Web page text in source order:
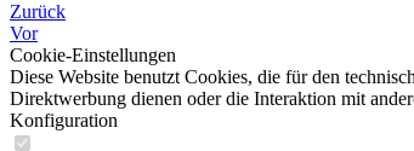
Zurück
Vor
Cookie-Einstellungen
Diese Website benutzt Cookies, die für den
Direktwerbung dienen oder die Interaktion mit
Konfiguration